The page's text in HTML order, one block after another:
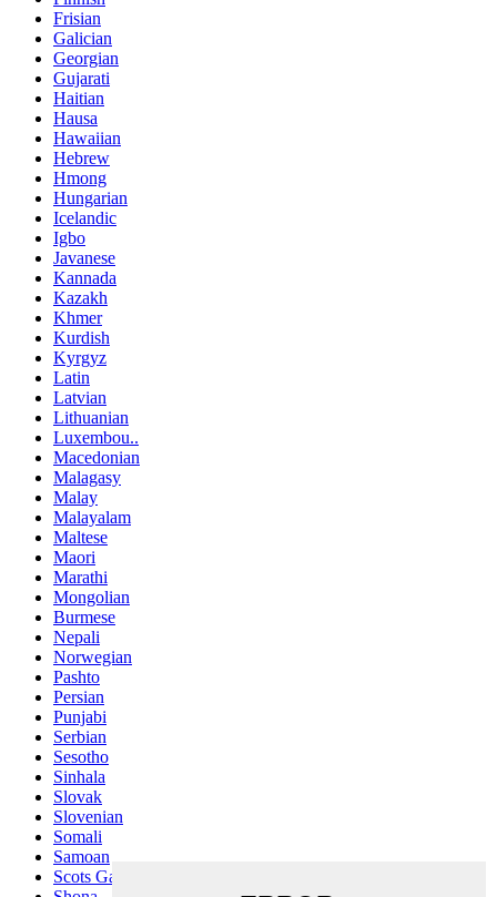
Frisian
Galician
Georgian
Gujarati
Haitian
Hausa
Hawaiian
Hebrew
Hmong
Hungarian
Icelandic
Igbo
Javanese
Kannada
Kazakh
Khmer
Kurdish
Kyrgyz
Latin
Latvian
Lithuanian
Luxembou..
Macedonian
Malagasy
Malay
Malayalam
Maltese
Maori
Marathi
Mongolian
Burmese
Nepali
Norwegian
Pashto
Persian
Punjabi
Serbian
Sesotho
Sinhala
Slovak
Slovenian
Somali
Samoan
Scots Gaelic